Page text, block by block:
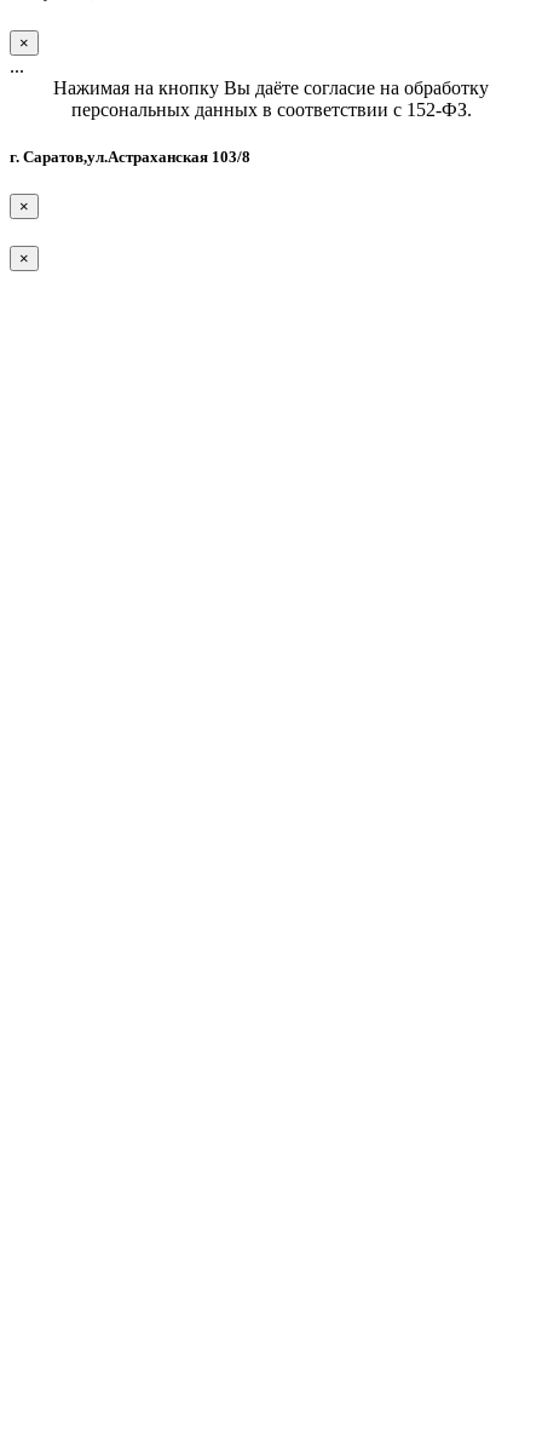
×
...
Нажимая на кнопку Вы даёте согласие на обработку
персональных данных в соответствии с 152-ФЗ.
г. Саратов,ул.Астраханская 103/8
×
×